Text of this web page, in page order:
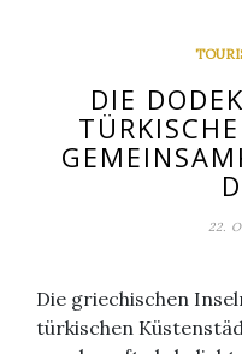
DIE
22.
Die griechischen
türkischen